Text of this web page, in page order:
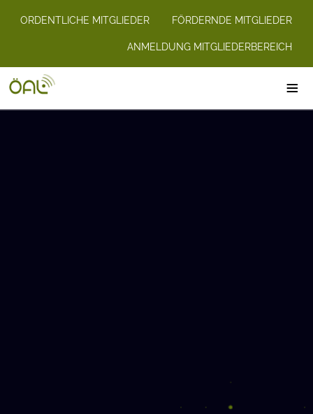
ORDENTLICHE MITGLIEDER FÖRDERNDE MITGLIEDER
ANMELDUNG MITGLIEDERBEREICH
≡